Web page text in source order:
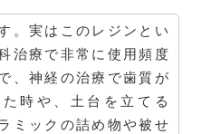
。実はこのレジンとい
治療で非常に使用頻度
、神経の治療で歯質が
時や、土台を立てる
ミックの詰め物や被せ